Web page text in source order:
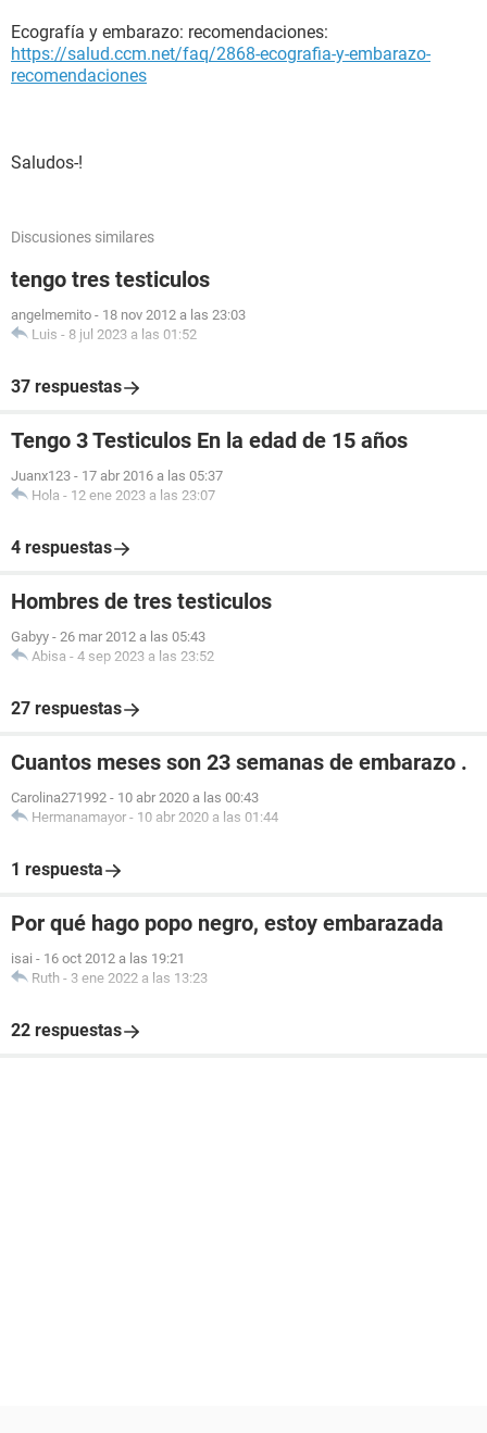
Ecografía y embarazo: recomendaciones:
https://salud.ccm.net/faq/2868-ecografia-y-embarazo-
recomendaciones
Saludos-!
Discusiones similares
tengo tres testiculos
angelmemito - 18 nov 2012 a las 23:03
Luis - 8 jul 2023 a las 01:52
37 respuestas
Tengo 3 Testiculos En la edad de 15 años
Juanx123 - 17 abr 2016 a las 05:37
Hola - 12 ene 2023 a las 23:07
4 respuestas
Hombres de tres testiculos
Gabyy - 26 mar 2012 a las 05:43
Abisa - 4 sep 2023 a las 23:52
27 respuestas
Cuantos meses son 23 semanas de embarazo .
Carolina271992 - 10 abr 2020 a las 00:43
Hermanamayor - 10 abr 2020 a las 01:44
1 respuesta
Por qué hago popo negro, estoy embarazada
isai - 16 oct 2012 a las 19:21
Ruth - 3 ene 2022 a las 13:23
22 respuestas